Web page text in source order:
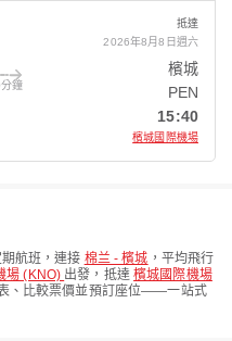
鐘
抵達
2026年8月8日週六
檳城
PEN
15:40
檳城國際機場
航班，連接 棉兰 - 檳城 ，平均飛行
場 (KNO) 出發，抵達檳城國際機場
、比較票價並預訂座位——一站式